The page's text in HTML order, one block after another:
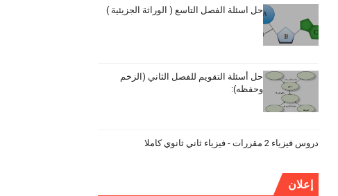
حل اسئلة الفصل التاسع ( الوراثة الجزيئية )
حل أسئلة التقويم للفصل الثاني (الزخم
وحفظه):
دروس فيزياء 2 مقررات - فيزياء ثاني ثانوي كاملا
إعلان